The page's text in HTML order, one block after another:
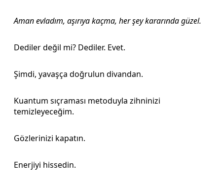
Aman evladım, aşırıya kaçma, her şey kararında güzel.
Dediler değil mi? Dediler. Evet.
Şimdi, yavaşça doğrulun divandan.
Kuantum sıçraması metoduyla zihninizi
temizleyeceğim.
Gözlerinizi kapatın.
Enerjiyi hissedin.